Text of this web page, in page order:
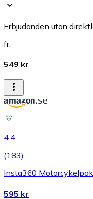
Erbjudanden utan
fr.
549 kr
4.4
(183)
Insta360
595 kr